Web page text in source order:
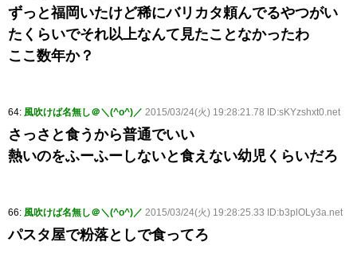
ずっと福岡いたけど稀にバリカタ頼んでるやつがい
たくらいでそれ以上なんて見たことなかったわ
ここ数年か？
64: 風吹けば名無し＠＼(^o^)／ 2015/03/24(火) 19:28:21.78 ID:sKYzshxt0.net
さっさと食うから普通でいい
熱いのをふーふーしないと食えない幼児くらいだろ
66: 風吹けば名無し＠＼(^o^)／ 2015/03/24(火) 19:28:25.33 ID:b3plOLy3a.net
パスタ屋で粉落としで食ってろ